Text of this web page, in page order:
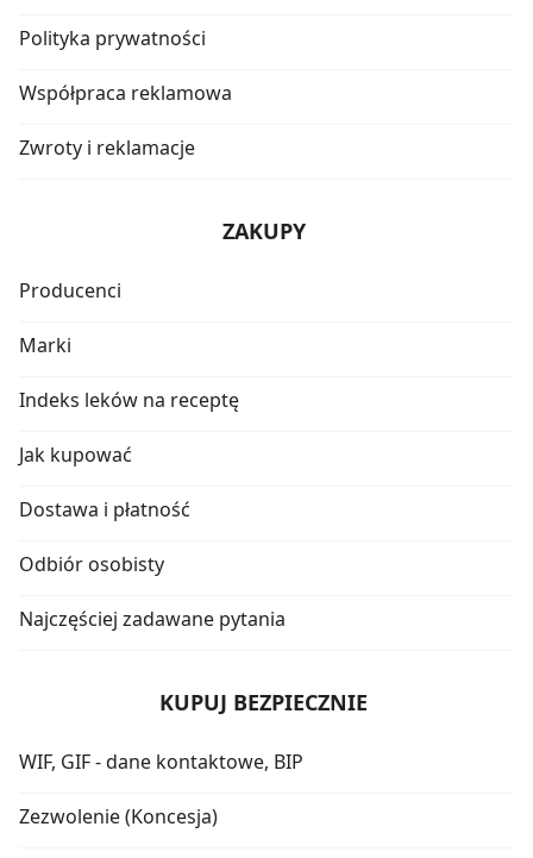
Polityka prywatności
Współpraca reklamowa
Zwroty i reklamacje
ZAKUPY
Producenci
Marki
Indeks leków na receptę
Jak kupować
Dostawa i płatność
Odbiór osobisty
Najczęściej zadawane pytania
KUPUJ BEZPIECZNIE
WIF, GIF - dane kontaktowe, BIP
Zezwolenie (Koncesja)